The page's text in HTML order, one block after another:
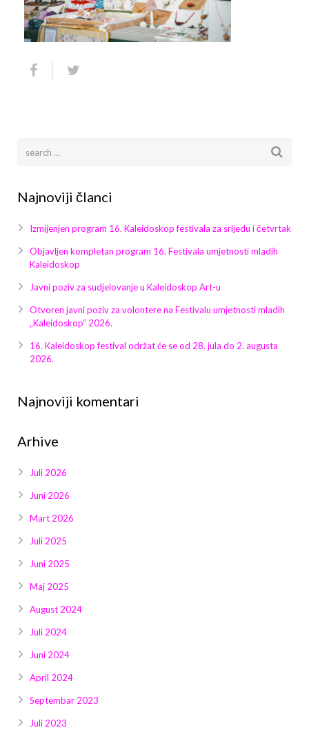
Video 2011
Video 2015
Video 2018
Galerija 2010
Galerija 2014
Galerija 2017
Galerija 2018
Galerija 2019
Galerija 2022
Galerija 2024
Galerija 2025
Arhiva
Najnoviji članci
Izmijenjen program 16. Kaleidoskop festivala za srijedu i četvrtak
Objavljen kompletan program 16. Festivala umjetnosti mladih
Kaleidoskop
Javni poziv za sudjelovanje u Kaleidoskop Art-u
Otvoren javni poziv za volontere na Festivalu umjetnosti mladih
„Kaleidoskop“ 2026.
16. Kaleidoskop festival održat će se od 28. jula do 2. augusta
2026.
Najnoviji komentari
Arhive
Juli 2026
Juni 2026
Mart 2026
Juli 2025
Juni 2025
Maj 2025
August 2024
Juli 2024
Juni 2024
April 2024
Septembar 2023
Juli 2023